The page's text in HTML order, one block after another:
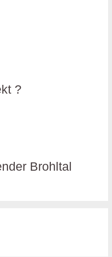
?
Brohltal